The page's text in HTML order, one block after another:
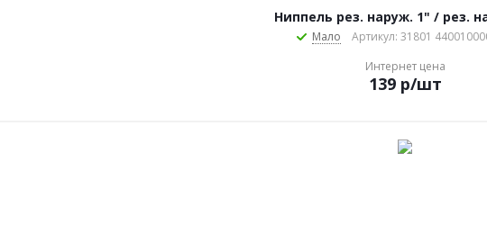
Ниппель рез. наруж. 1" / рез.
Мало
Артикул: 31801
Интернет цена
139р/шт